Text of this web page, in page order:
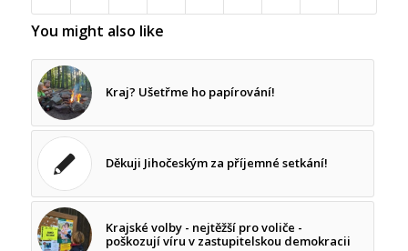
You might also like
Kraj? Ušetřme ho papírování!
Děkuji Jihočeským za příjemné setkání!
Krajské volby - nejtěžší pro voliče -
poškozují víru v zastupitelskou demokracii